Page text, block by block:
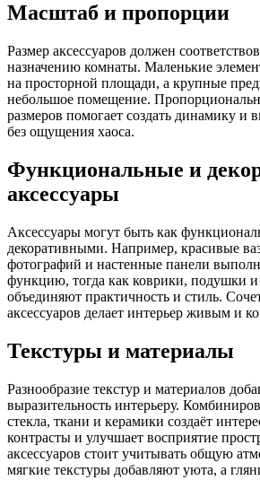
Масштаб и пропорции
Размер аксессуаров должен
назначению комнаты. Маленькие
на просторной площади, а крупные
небольшое помещение.
размеров помогает создать динамику и
без ощущения хаоса.
Функциональные и
аксессуары
Аксессуары могут быть как
декоративными. Например, красивые
фотографий и настенные панели
функцию, тогда как коврики, подушки и
объединяют практичность и стиль.
аксессуаров делает интерьер живым и
Текстуры и материалы
Разнообразие текстур и материалов
выразительность интерьеру.
стекла, ткани и керамики создаёт
контрасты и улучшает восприятие
аксессуаров стоит учитывать общую
мягкие текстуры добавляют уюта, а